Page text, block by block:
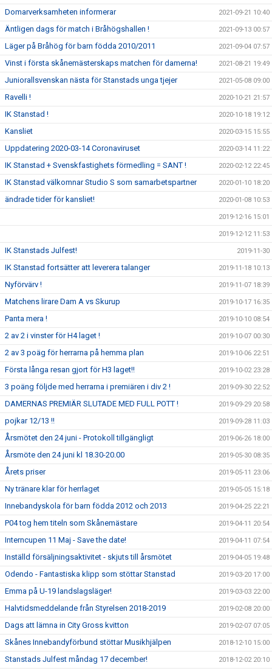
Domarverksamheten informerar 2021-09-21 10:40
Äntligen dags för match i Bråhögshallen ! 2021-09-13 00:57
Läger på Bråhög för barn födda 2010/2011 2021-09-04 07:57
Vinst i första skånemästerskaps matchen för damerna! 2021-08-21 19:49
Juniorallsvenskan nästa för Stanstads unga tjejer 2021-05-08 09:00
Ravelli ! 2020-10-21 21:57
IK Stanstad ! 2020-10-18 19:12
Kansliet 2020-03-15 15:55
Uppdatering 2020-03-14 Coronaviruset 2020-03-14 11:22
IK Stanstad + Svenskfastighets förmedling = SANT ! 2020-02-12 22:45
IK Stanstad välkomnar Studio S som samarbetspartner 2020-01-10 18:20
ändrade tider för kansliet! 2020-01-08 10:53
2019-12-16 15:01
2019-12-12 11:53
IK Stanstads Julfest! 2019-11-30
IK Stanstad fortsätter att leverera talanger 2019-11-18 10:13
Nyförvärv ! 2019-11-07 18:39
Matchens lirare Dam A vs Skurup 2019-10-17 16:35
Panta mera ! 2019-10-10 08:54
2 av 2 i vinster för H4 laget ! 2019-10-07 00:30
2 av 3 poäg för herrarna på hemma plan 2019-10-06 22:51
Första långa resan gjort för H3 laget!! 2019-10-02 23:28
3 poäng följde med herrarna i premiären i div 2 ! 2019-09-30 22:52
DAMERNAS PREMIÄR SLUTADE MED FULL POTT ! 2019-09-29 20:58
pojkar 12/13 !! 2019-09-28 11:03
Årsmötet den 24 juni - Protokoll tillgängligt 2019-06-26 18:00
Årsmöte den 24 juni kl 18.30-20.00 2019-05-30 08:35
Årets priser 2019-05-11 23:06
Ny tränare klar för herrlaget 2019-05-05 15:18
Innebandyskola för barn födda 2012 och 2013 2019-04-25 22:21
P04 tog hem titeln som Skånemästare 2019-04-11 20:54
Interncupen 11 Maj - Save the date! 2019-04-11 07:54
Inställd försäljningsaktivitet - skjuts till årsmötet 2019-04-05 19:48
Odendo - Fantastiska klipp som stöttar Stanstad 2019-03-20 17:00
Emma på U-19 landslagsläger! 2019-03-03 22:00
Halvtidsmeddelande från Styrelsen 2018-2019 2019-02-08 20:00
Dags att lämna in City Gross kvitton 2019-02-07 07:05
Skånes Innebandyförbund stöttar Musikhjälpen 2018-12-10 15:00
Stanstads Julfest måndag 17 december! 2018-12-02 20:10